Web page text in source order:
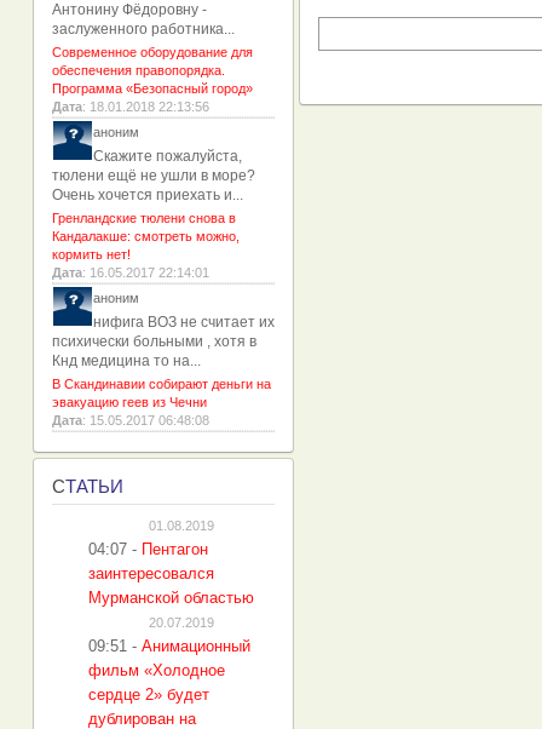
Антонину Фёдоровну -
заслуженного работника...
Современное оборудование для
обеспечения правопорядка.
Программа «Безопасный город»
Дата: 18.01.2018 22:13:56
аноним
Скажите пожалуйста,
тюлени ещё не ушли в море?
Очень хочется приехать и...
Гренландские тюлени снова в
Кандалакше: смотреть можно,
кормить нет!
Дата: 16.05.2017 22:14:01
аноним
нифига ВОЗ не считает их
психически больными , хотя в
Кнд медицина то на...
В Скандинавии собирают деньги на
эвакуацию геев из Чечни
Дата: 15.05.2017 06:48:08
СТАТЬИ
01.08.2019
04:07 - Пентагон
заинтересовался
Мурманской областью
20.07.2019
09:51 - Анимационный
фильм «Холодное
сердце 2» будет
дублирован на